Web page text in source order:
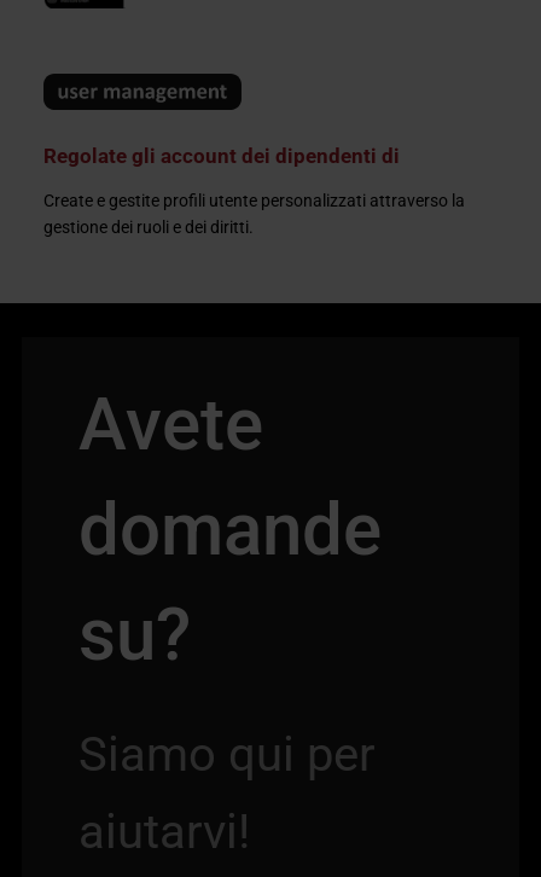
Regolate gli account dei dipendenti di
Create e gestite profili utente personalizzati attraverso la
gestione dei ruoli e dei diritti.
Avete
domande
su?
Siamo qui per
aiutarvi!